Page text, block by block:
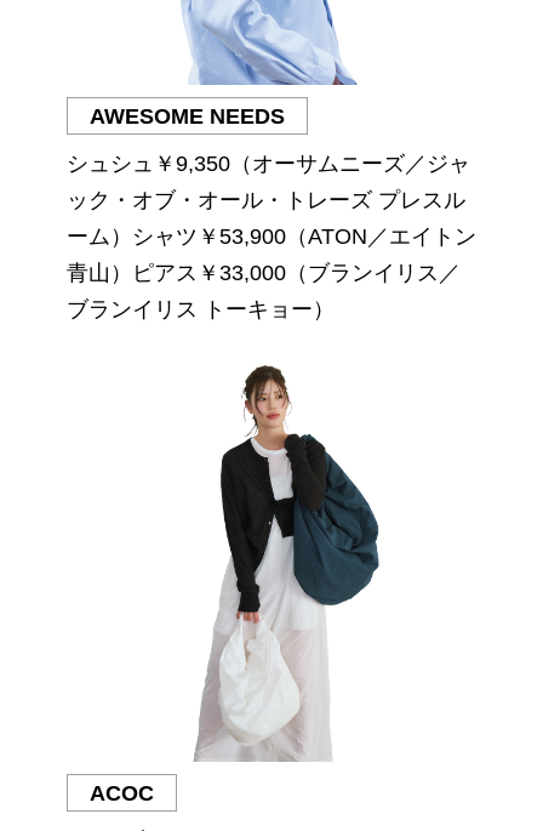
AWESOME NEEDS
シュシュ￥9,350（オーサムニーズ／ジャ
ック・オブ・オール・トレーズ プレスル
ーム）シャツ￥53,900（ATON／エイトン
青山）ピアス￥33,000（ブランイリス／
ブランイリス トーキョー）
ACOC